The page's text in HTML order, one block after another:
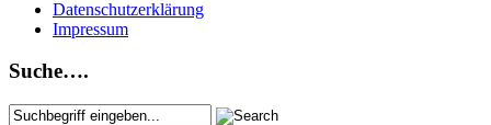
Datenschutzerklärung
Impressum
Suche….